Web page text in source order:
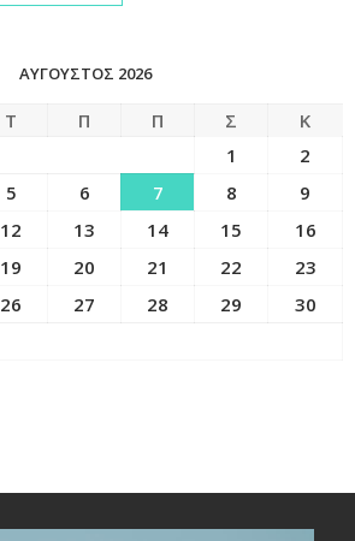
ΑΎΓΟΥΣΤΟΣ 2026
Τ Π Π Σ
Κ
1
2
5 6 7 8
9
12 13 14 15
16
19 20 21 22
23
26 27 28 29
30